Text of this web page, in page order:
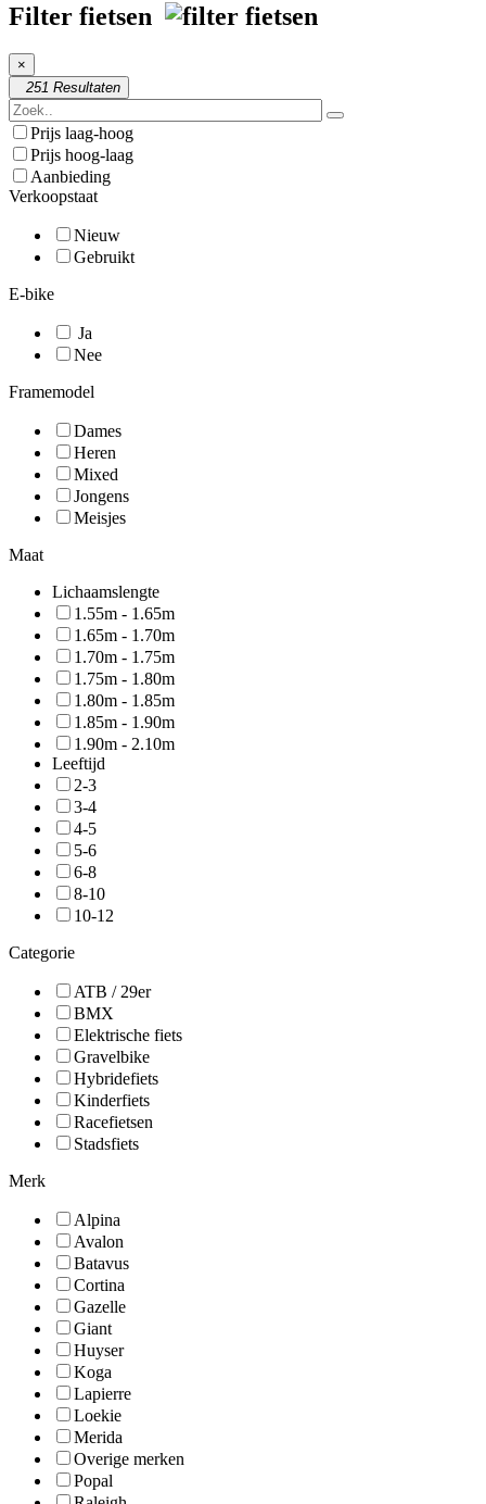
Filter fietsen
×
251 Resultaten
Prijs laag-hoog
Prijs hoog-laag
Aanbieding
Verkoopstaat
Nieuw
Gebruikt
E-bike
Ja
Nee
Framemodel
Dames
Heren
Mixed
Jongens
Meisjes
Maat
Lichaamslengte
1.55m - 1.65m
1.65m - 1.70m
1.70m - 1.75m
1.75m - 1.80m
1.80m - 1.85m
1.85m - 1.90m
1.90m - 2.10m
Leeftijd
2-3
3-4
4-5
5-6
6-8
8-10
10-12
Categorie
ATB / 29er
BMX
Elektrische fiets
Gravelbike
Hybridefiets
Kinderfiets
Racefietsen
Stadsfiets
Merk
Alpina
Avalon
Batavus
Cortina
Gazelle
Giant
Huyser
Koga
Lapierre
Loekie
Merida
Overige merken
Popal